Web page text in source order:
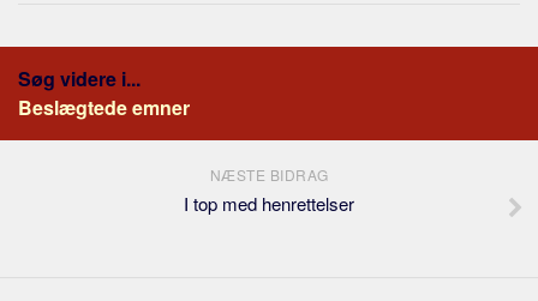
Søg videre i...
Beslægtede emner
NÆSTE BIDRAG
I top med henrettelser